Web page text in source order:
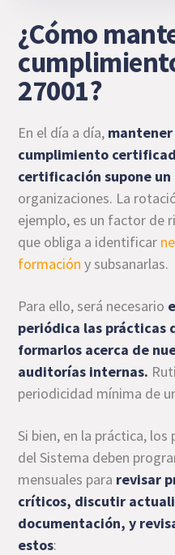
¿Cómo
27001?
En el día a día,
cumplimiento
certificación supone
organizaciones. La
ejemplo, es un factor de
que obliga a identificar
formación y subsanarlas.
Para ello, será necesario
periódica las prácticas
formarlos acerca de
auditorías internas.
periodicidad mínima de
Si bien, en la práctica,
del Sistema deben
mensuales para revisar
críticos, discutir
documentación, y
estos: